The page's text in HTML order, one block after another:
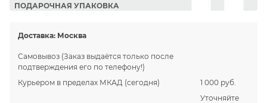
ПОДАРОЧНАЯ УПАКОВКА
Доставка: Москва
Самовывоз (Заказ выдаётся только после
подтверждения его по телефону!)
Курьером в пределах МКАД (сегодня) 1 000 руб.
Уточняйте